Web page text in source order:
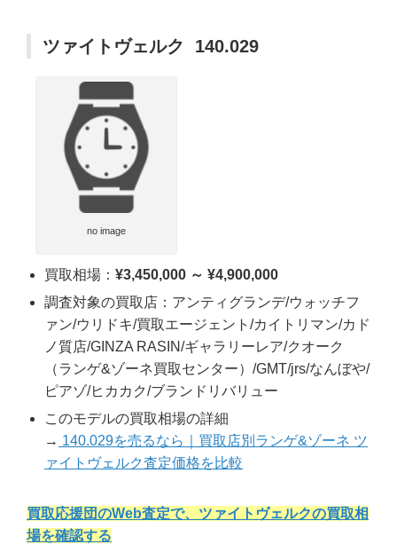
ツァイトヴェルク 140.029
no image
買取相場： ¥3,450,000 ～ ¥4,900,000
調査対象の買取店：アンティグランデ/ウォッチフ
ァン/ウリドキ/買取エージェント/カイトリマン/カド
ノ質店/GINZA RASIN/ギャラリーレア/クオーク
（ランゲ&ゾーネ買取センター）/GMT/jrs/なんぼや/
ピアゾ/ヒカカク/ブランドリバリュー
このモデルの買取相場の詳細
→ 140.029を売るなら｜買取店別ランゲ&ゾーネ ツ
ァイトヴェルク査定価格を比較
買取応援団のWeb査定で、ツァイトヴェルクの買取相
場を確認する